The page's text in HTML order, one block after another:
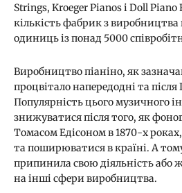
Strings, Kroeger Pianos і Doll Piano
кількість фабрик з виробництва
одиниць із понад 5000
Виробництво піаніно, як
процвітало напередодні та після
Популярність цього музичного
знижуватися після того, як
Томасом Едісоном в 1870-х
та поширюватися в країні. А
припинила свою діяльність або
на інші сфери виробництва.